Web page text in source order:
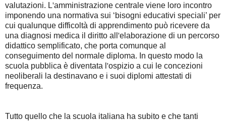
valutazioni. L'amministrazione centrale viene loro incontro
imponendo una normativa sui ‘bisogni educativi speciali’ per
cui qualunque difficoltà di apprendimento può ricevere da
una diagnosi medica il diritto all 'elaborazione di un percorso
didattico semplificato, che porta comunque al
conseguimento del normale diploma. In questo modo la
scuola pubblica è diventata l 'ospizio a cui le concezioni
neoliberali la destinavano e i suoi diplomi attestati di
frequenza.
Tutto quello che la scuola italiana ha subito e che tanti